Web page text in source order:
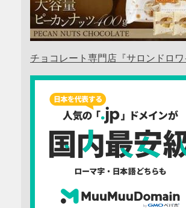
チョコレート専門店『サロンドロワ